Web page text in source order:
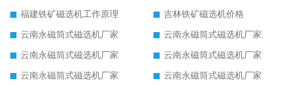
福建铁矿磁选机工作原理
吉林铁矿磁选机价格
云南永磁筒式磁选机厂家
云南永磁筒式磁选机厂家
云南永磁筒式磁选机厂家
云南永磁筒式磁选机厂家
云南永磁筒式磁选机厂家
云南永磁筒式磁选机厂家